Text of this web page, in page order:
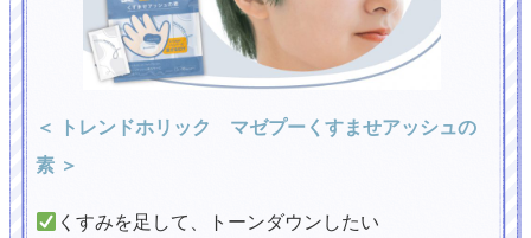
＜ トレンドホリック マゼプーくすませアッシュの
素 ＞
くすみを足して、トーンダウンしたい